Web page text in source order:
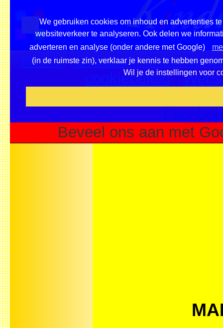
We gebruiken cookies om inhoud en advertenties
websiteverkeer te analyseren. Ook delen we
adverteren en analyse (onder andere met Google)
(in de ruimste zin), verklaar je kennis te hebben
Wil je de instellingen voor
Home|Overzicht
cookiebeleid|
Beveel ons aan met